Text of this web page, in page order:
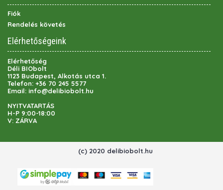
Fiók
Rendelés követés
Elérhetőségeink
Elérhetőség
Déli BIObolt
1123 Budapest, Alkotás utca 1.
Telefon: +36 70 245 5577
Email: info@delibiobolt.hu
NYITVATARTÁS
H-P 9:00-18:00
V: ZÁRVA
(c) 2020 delibiobolt.hu